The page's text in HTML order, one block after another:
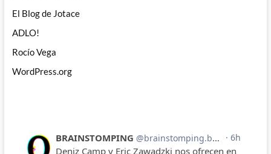
El Blog de Jotace
ADLO!
Rocío Vega
WordPress.org